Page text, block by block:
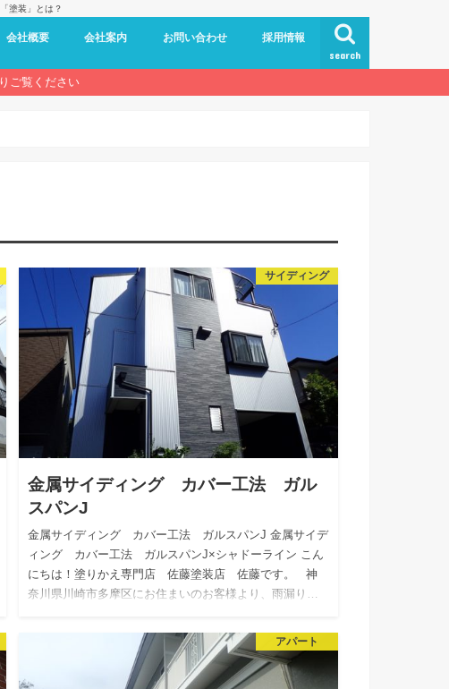
塗装」とは？
search
会社概要 会社案内 お問い合わせ 採用情報
ご覧ください
サイディング
金属サイディング カバー工法 ガル
スパンJ
金属サイディング カバー工法 ガルスパンJ 金属サイデ
ィング カバー工法 ガルスパンJ×シャドーライン こん
にちは！塗りかえ専門店 佐藤塗装店 佐藤です。 神
奈川県川崎市多摩区にお住まいのお客様より、雨漏り…
アパート